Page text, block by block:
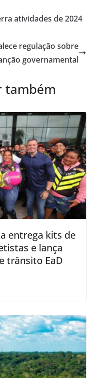
atividades de 2024
regulação sobre
governamental
também
entrega kits de
e lança
trânsito EaD